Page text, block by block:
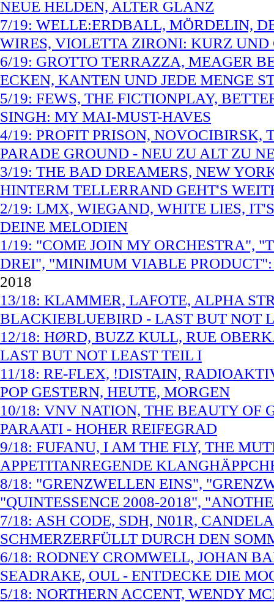
NEUE HELDEN, ALTER GLANZ
7/19: WELLE:ERDBALL, MÖRDELIN,
WIRES, VIOLETTA ZIRONI: KURZ UND
6/19: GROTTO TERRAZZA, MEAGER
ECKEN, KANTEN UND JEDE MENGE
5/19: FEWS, THE FICTIONPLAY,
SINGH: MY MAI-MUST-HAVES
4/19: PROFIT PRISON, NOVOCIBIRSK,
PARADE GROUND - NEU ZU ALT ZU
3/19: THE BAD DREAMERS, NEW
HINTERM TELLERRAND GEHT'S
2/19: LMX, WIEGAND, WHITE LIES,
DEINE MELODIEN
1/19: "COME JOIN MY ORCHESTRA",
DREI", "MINIMUM VIABLE
2018
13/18: KLAMMER, LAFOTE, ALPHA
BLACKIEBLUEBIRD - LAST BUT NOT
12/18: HØRD, BUZZ KULL, RUE
LAST BUT NOT LEAST TEIL I
11/18: RE-FLEX, !DISTAIN,
POP GESTERN, HEUTE, MORGEN
10/18: VNV NATION, THE BEAUTY OF
PARAATI - HOHER REIFEGRAD
9/18: FUFANU, I AM THE FLY, THE
APPETITANREGENDE
8/18: "GRENZWELLEN EINS",
"QUINTESSENCE 2008-2018",
7/18: ASH CODE, SDH, N01R,
SCHMERZERFÜLLT DURCH DEN
6/18: RODNEY CROMWELL, JOHAN
SEADRAKE, OUL - ENTDECKE DIE
5/18: NORTHERN ACCENT, WENDY